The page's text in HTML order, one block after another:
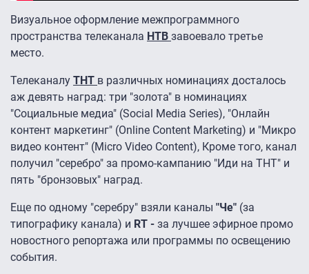
Визуальное оформление межпрограммного
пространства телеканала НТВ завоевало третье
место.
Телеканалу ТНТ в различных номинациях досталось
аж девять наград: три "золота" в номинациях
"Социальные медиа" (Social Media Series), "Онлайн
контент маркетинг" (Online Content Marketing) и "Микро
видео контент" (Micro Video Content), Кроме того, канал
получил "серебро" за промо-кампанию "Иди на ТНТ" и
пять "бронзовых" наград.
Еще по одному "серебру" взяли каналы "Че" (за
типографику канала) и RT - за лучшее эфирное промо
новостного репортажа или программы по освещению
события.